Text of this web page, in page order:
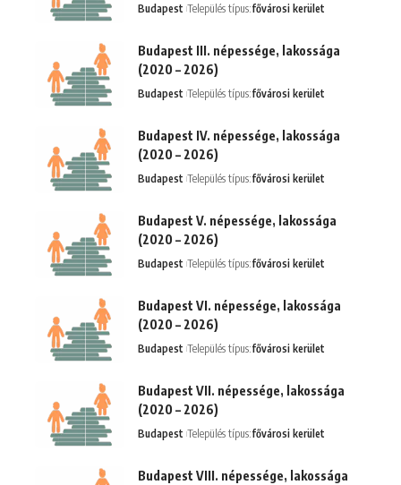
Budapest Település típus:fővárosi kerület
Budapest III. népessége, lakossága
(2020 – 2026)
Budapest Település típus:fővárosi kerület
Budapest IV. népessége, lakossága
(2020 – 2026)
Budapest Település típus:fővárosi kerület
Budapest V. népessége, lakossága
(2020 – 2026)
Budapest Település típus:fővárosi kerület
Budapest VI. népessége, lakossága
(2020 – 2026)
Budapest Település típus:fővárosi kerület
Budapest VII. népessége, lakossága
(2020 – 2026)
Budapest Település típus:fővárosi kerület
Budapest VIII. népessége, lakossága